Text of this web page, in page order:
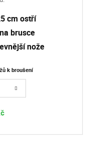
cm ostří
brusce
nože
k broušení